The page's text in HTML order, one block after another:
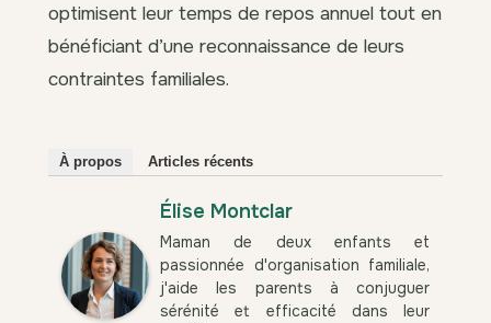
optimisent leur temps de repos annuel tout en
bénéficiant d’une reconnaissance de leurs
contraintes familiales.
À propos Articles récents
Élise Montclar
Maman de deux enfants et
passionnée d'organisation familiale,
j'aide les parents à conjuguer
sérénité et efficacité dans leur